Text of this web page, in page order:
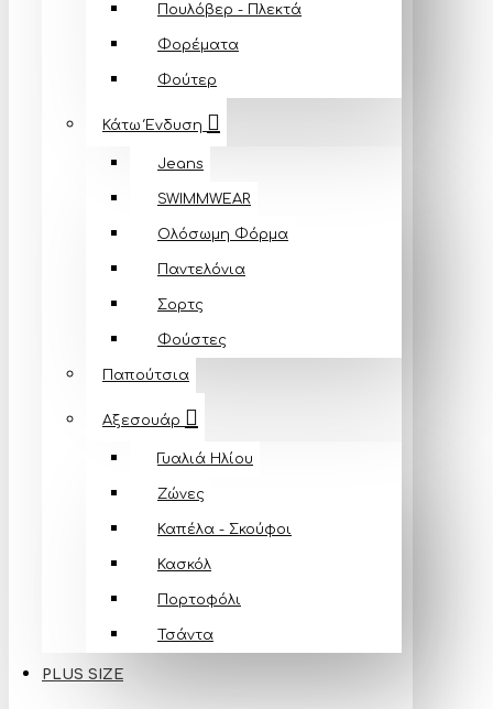
Πουλόβερ - Πλεκτά
Φορέματα
Φούτερ
Κάτω Ένδυση
Jeans
SWIMMWEAR
Ολόσωμη Φόρμα
Παντελόνια
Σορτς
Φούστες
Παπούτσια
Αξεσουάρ
Γυαλιά Ηλίου
Ζώνες
Καπέλα - Σκούφοι
Κασκόλ
Πορτοφόλι
Τσάντα
PLUS SIZE